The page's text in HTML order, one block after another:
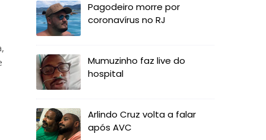
Pagodeiro morre por
coronavírus no RJ
Mumuzinho faz live do
hospital
Arlindo Cruz volta a falar
após AVC